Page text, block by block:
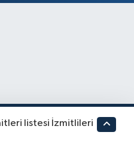
listesi İzmitlileri